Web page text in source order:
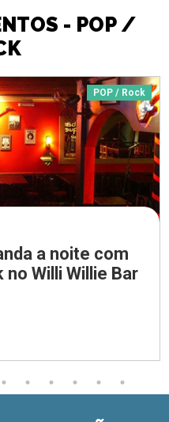
- POP /
POP / Rock
a noite com
Willi Willie Bar